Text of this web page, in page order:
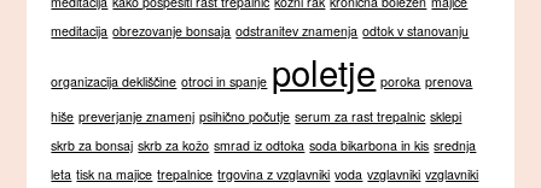
meditacija obrezovanje bonsaja odstranitev znamenja odtok v stanovanju
organizacija dekliščine otroci in spanje poletje poroka prenova
hiše preverjanje znamenj psihično počutje serum za rast trepalnic sklepi
skrb za bonsaj skrb za kožo smrad iz odtoka soda bikarbona in kis srednja
leta tisk na majice trepalnice trgovina z vzglavniki voda vzglavniki vzglavniki